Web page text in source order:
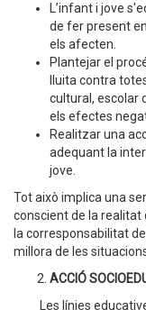
L’infant i jove
de fer present
els afecten.
Plantejar el
lluita contra
cultural, escolar
els efectes
Realitzar una
adequant la
jove.
Tot això implica una
conscient de la realitat
la corresponsabilitat
millora de les
ACCIÓ
Les línies